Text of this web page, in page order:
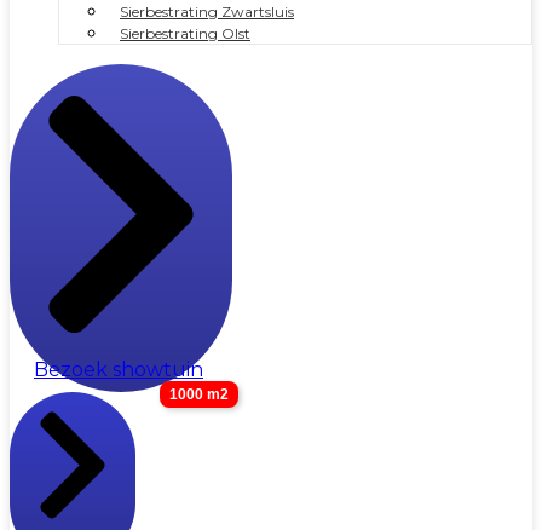
Sierbestrating Zwartsluis
Sierbestrating Olst
Bezoek showtuin
1000 m2